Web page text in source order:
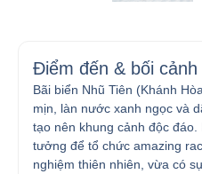
Điểm đến & bối
Bãi biển Nhũ Tiên (Khánh
mịn, làn nước xanh ngọc và
tạo nên khung cảnh độc
tưởng để tổ chức amazing
nghiệm thiên nhiên, vừa có